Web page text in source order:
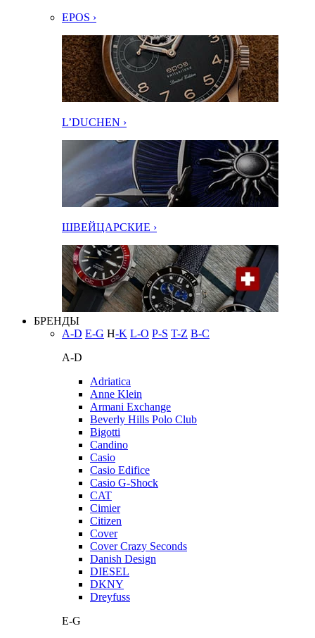
EPOS ›
L’DUCHEN ›
ШВЕЙЦАРСКИЕ ›
БРЕНДЫ
A-D E-G H-K L-O P-S T-Z В-С
A-D
Adriatica
Anne Klein
Armani Exchange
Beverly Hills Polo Club
Bigotti
Candino
Casio
Casio Edifice
Casio G-Shock
CAT
Cimier
Citizen
Cover
Cover Crazy Seconds
Danish Design
DIESEL
DKNY
Dreyfuss
E-G